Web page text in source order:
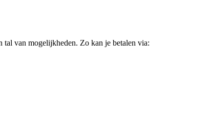
tal van mogelijk­heden. Zo kan je betalen via: